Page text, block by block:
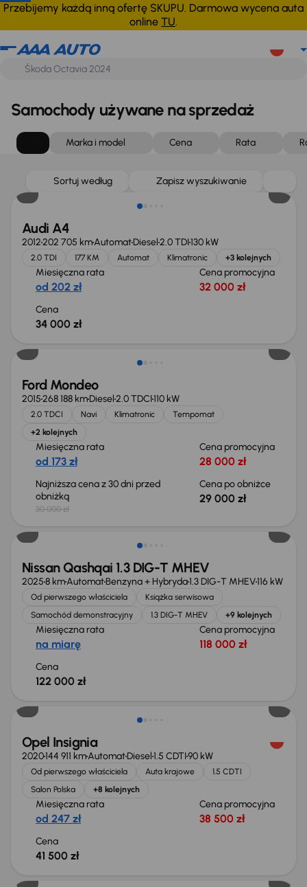
Przebijemy każdą inną ofertę SKUPU. Darmowa wycena auta
online TU.
Samochody używane na sprzedaż
Marka i model Cena Rata
Sortuj według Zapisz wyszukiwanie
Audi A4
2012202 705 kmAutomatDiesel2.0 TDI130 kW
2.0 TDI 177 KM Automat Klimatronic +3 kolejnych
Miesięczna rata
od 202 zł
Cena promocyjna
32 000 zł
Cena
34 000 zł
Ford Mondeo
2015268 188 kmDiesel2.0 TDCI110 kW
2.0 TDCI Navi Klimatronic
Tempomat
+2 kolejnych
Miesięczna rata
od 173 zł
Cena promocyjna
28 000 zł
Najniższa cena z 30 dni przed
obniżką
30 000 zł
Cena po obniżce
29 000 zł
Od nowego taniej o 36 775 zł
Nissan Qashqai 1.3 DIG-T MHEV
20258 kmAutomatBenzyna + Hybryda1.3 DIG-T MHEV116 kW
Od pierwszego właściciela
Książka serwisowa
Samochód demonstracyjny
1.3 DIG-T MHEV +9 kolejnych
Miesięczna rata
na miarę
Cena promocyjna
118 000 zł
Cena
122 000 zł
Opel Insignia
2020144 911 kmAutomatDiesel1.5 CDTI90 kW
Od pierwszego właściciela Auta krajowe
1.5 CDTI
Salon Polska
+8 kolejnych
Miesięczna rata
od 247 zł
Cena promocyjna
38 500 zł
Cena
41 500 zł